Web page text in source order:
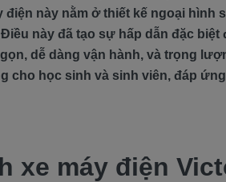
điện này nằm ở thiết kế ngoại
Điều này đã tạo sự hấp dẫn đặc
dễ dàng vận hành, và trọng
cho học sinh và sinh viên, đáp
xe máy điện